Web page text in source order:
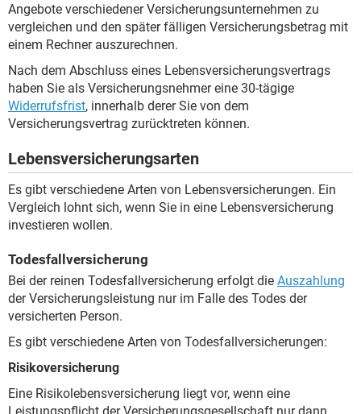
Angebote verschiedener Versicherungsunternehmen zu
vergleichen und den später fälligen Versicherungsbetrag mit
einem Rechner auszurechnen.
Nach dem Abschluss eines Lebensversicherungsvertrags
haben Sie als Versicherungsnehmer eine 30-tägige
Widerrufsfrist, innerhalb derer Sie von dem
Versicherungsvertrag zurücktreten können.
Lebensversicherungsarten
Es gibt verschiedene Arten von Lebensversicherungen. Ein
Vergleich lohnt sich, wenn Sie in eine Lebensversicherung
investieren wollen.
Todesfallversicherung
Bei der reinen Todesfallversicherung erfolgt die Auszahlung
der Versicherungsleistung nur im Falle des Todes der
versicherten Person.
Es gibt verschiedene Arten von Todesfallversicherungen:
Risikoversicherung
Eine Risikolebensversicherung liegt vor, wenn eine
Leistungspflicht der Versicherungsgesellschaft nur dann